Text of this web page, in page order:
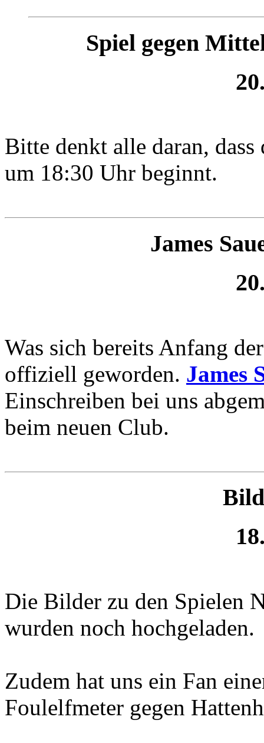
Spiel gegen
Bitte denkt alle daran,
um 18:30 Uhr beginnt.
James
Was sich bereits Anfang
offiziell geworden. James
Einschreiben bei uns
beim neuen Club.
Die Bilder zu den Spielen
wurden noch hochgeladen.
Zudem hat uns ein Fan
Foulelfmeter gegen